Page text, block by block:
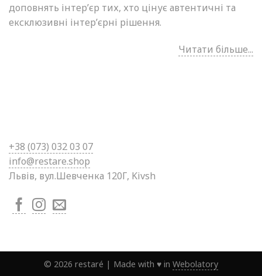
доповнять інтер’єр тих, хто цінує автентичні та
ексклюзивні інтер’єрні рішення.
Читати більше...
+38 (073) 032 03 07
info@restare.shop
Львів, вул.Шевченка 120Г, Kivsh
© 2026 restaré | Made with ♥ in Webolatory